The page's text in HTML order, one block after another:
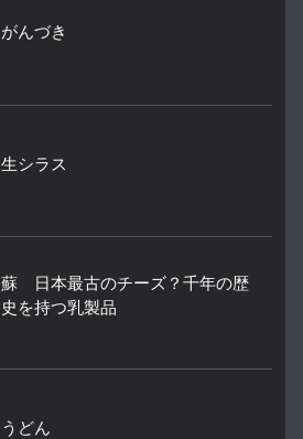
がんづき
生シラス
蘇 日本最古のチーズ？千年の歴
史を持つ乳製品
うどん